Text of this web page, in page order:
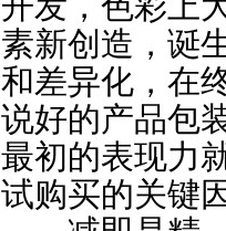
素新创造，诞
和差异化，在
说好的产品包
最初的表现力
试购买的关键